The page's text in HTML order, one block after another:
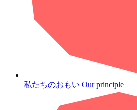
私たちのおもい Our principle